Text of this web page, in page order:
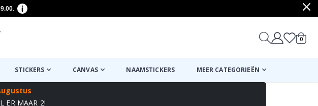
.
0
STICKERS CANVAS NAAMSTICKERS MEER CATEGORIEËN
ER MAAR 2!